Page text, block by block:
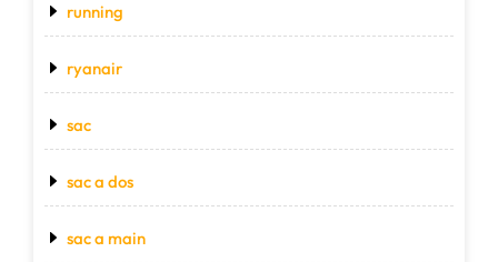
running
ryanair
sac
sac a dos
sac a main